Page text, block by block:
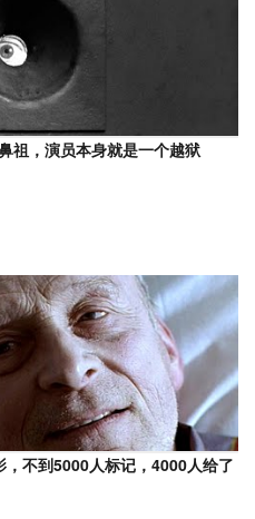
祖，演员本身就是一个越狱
，不到5000人标记，4000人给了